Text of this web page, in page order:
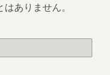
ありません。